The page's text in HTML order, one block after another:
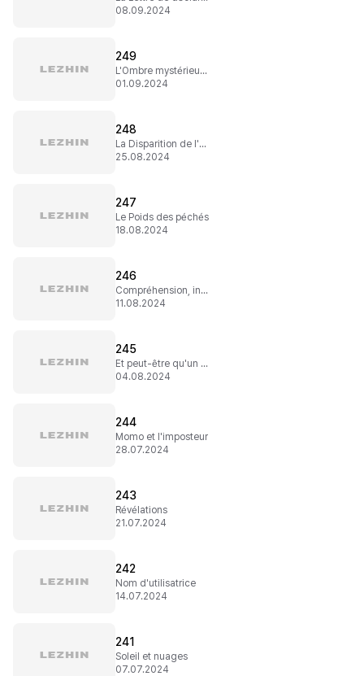
08.09.2024
249
L'Ombre mystérieuse (2)
01.09.2024
248
La Disparition de l'ex
25.08.2024
247
Le Poids des péchés
18.08.2024
246
Compréhension, incompréhension
11.08.2024
245
Et peut-être qu'un jour...
04.08.2024
244
Momo et l'imposteur
28.07.2024
243
Révélations
21.07.2024
242
Nom d'utilisatrice
14.07.2024
241
Soleil et nuages
07.07.2024